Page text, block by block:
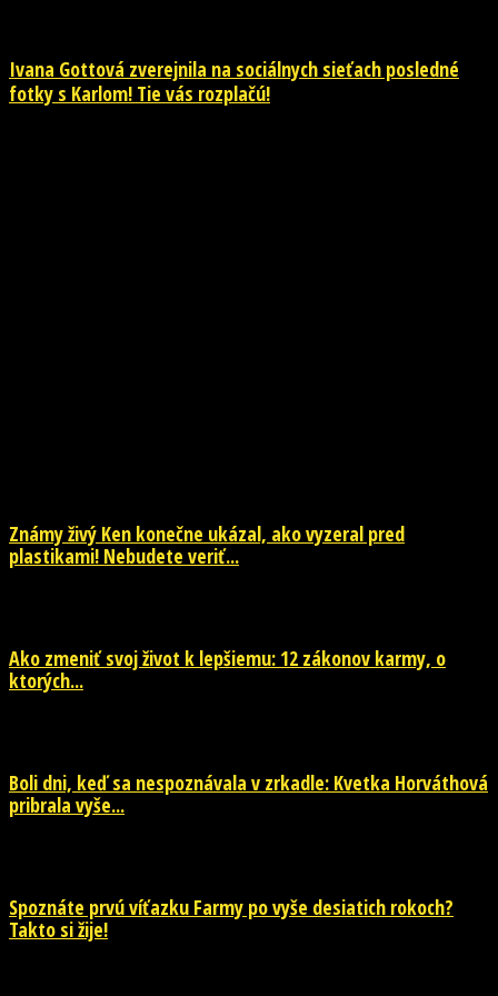
Ivana Gottová zverejnila na sociálnych sieťach posledné
fotky s Karlom! Tie vás rozplačú!
Známy živý Ken konečne ukázal, ako vyzeral pred
plastikami! Nebudete veriť...
Ako zmeniť svoj život k lepšiemu: 12 zákonov karmy, o
ktorých...
Boli dni, keď sa nespoznávala v zrkadle: Kvetka Horváthová
pribrala vyše...
Spoznáte prvú víťazku Farmy po vyše desiatich rokoch?
Takto si žije!